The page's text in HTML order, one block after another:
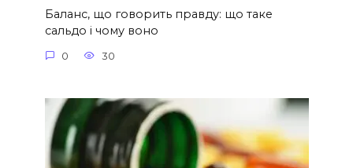
Баланс, що говорить правду: що таке
сальдо і чому воно
0 30